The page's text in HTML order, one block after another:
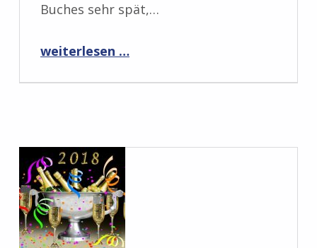
Buches sehr spät,…
“Die Top 5 des Jahres 2017”
weiterlesen …